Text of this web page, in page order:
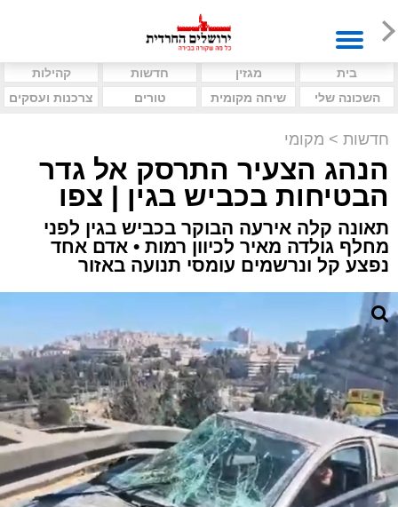
בית מגזין חדשות
קהילות
השכונה שלי
שיחה מקומית טורים צרכנות ועסקים
חדשות > מקומי
הנהג הצעיר התרסק אל גדר
הבטיחות בכביש בגין | צפו
תאונה קלה אירעה הבוקר בכביש בגין לפני
מחלף גולדה מאיר לכיוון רמות • אדם אחד
נפצע קל ונרשמים עומסי תנועה באזור